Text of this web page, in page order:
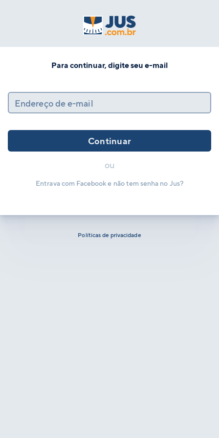
Para continuar, digite seu e-mail
Endereço de e-mail
Continuar
ou
Entrava com Facebook e não tem senha no Jus?
Políticas de privacidade